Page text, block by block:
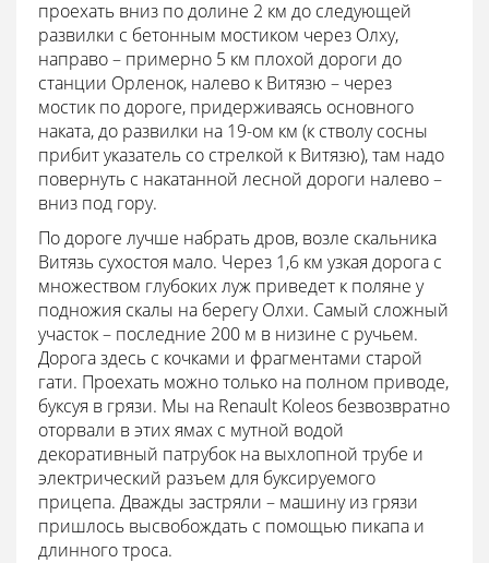
проехать вниз по долине 2 км до следующей
развилки с бетонным мостиком через Олху,
направо – примерно 5 км плохой дороги до
станции Орленок, налево к Витязю – через
мостик по дороге, придерживаясь основного
наката, до развилки на 19-ом км (к стволу сосны
прибит указатель со стрелкой к Витязю), там надо
повернуть с накатанной лесной дороги налево –
вниз под гору.
По дороге лучше набрать дров, возле скальника
Витязь сухостоя мало. Через 1,6 км узкая дорога с
множеством глубоких луж приведет к поляне у
подножия скалы на берегу Олхи. Самый сложный
участок – последние 200 м в низине с ручьем.
Дорога здесь с кочками и фрагментами старой
гати. Проехать можно только на полном приводе,
буксуя в грязи. Мы на Renault Koleos безвозвратно
оторвали в этих ямах с мутной водой
декоративный патрубок на выхлопной трубе и
электрический разъем для буксируемого
прицепа. Дважды застряли – машину из грязи
пришлось высвобождать с помощью пикапа и
длинного троса.